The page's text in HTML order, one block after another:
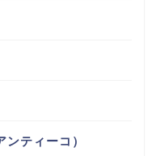
ティーコ）